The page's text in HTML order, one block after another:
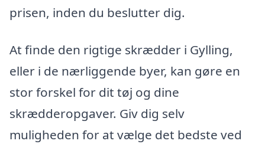
prisen, inden du beslutter dig.
At finde den rigtige skrædder i Gylling,
eller i de nærliggende byer, kan gøre en
stor forskel for dit tøj og dine
skrædderopgaver. Giv dig selv
muligheden for at vælge det bedste ved